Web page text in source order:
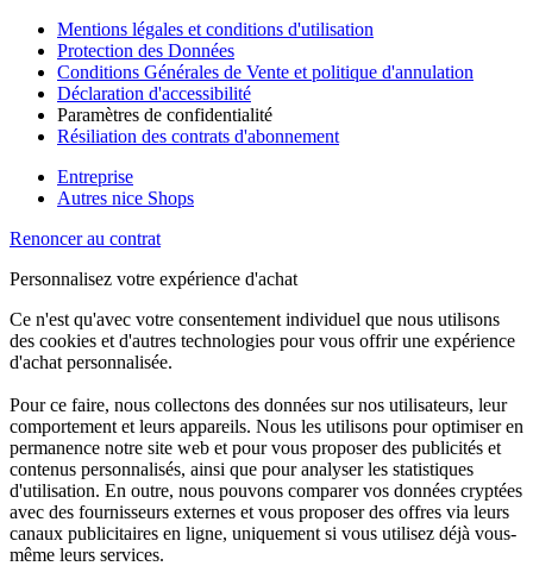
Mentions légales et conditions d'utilisation
Protection des Données
Conditions Générales de Vente et politique d'annulation
Déclaration d'accessibilité
Paramètres de confidentialité
Résiliation des contrats d'abonnement
Entreprise
Autres nice Shops
Renoncer au contrat
Personnalisez votre expérience d'achat
Ce n'est qu'avec votre consentement individuel que nous utilisons
des cookies et d'autres technologies pour vous offrir une expérience
d'achat personnalisée.
Pour ce faire, nous collectons des données sur nos utilisateurs, leur
comportement et leurs appareils. Nous les utilisons pour optimiser en
permanence notre site web et pour vous proposer des publicités et
contenus personnalisés, ainsi que pour analyser les statistiques
d'utilisation. En outre, nous pouvons comparer vos données cryptées
avec des fournisseurs externes et vous proposer des offres via leurs
canaux publicitaires en ligne, uniquement si vous utilisez déjà vous-
même leurs services.